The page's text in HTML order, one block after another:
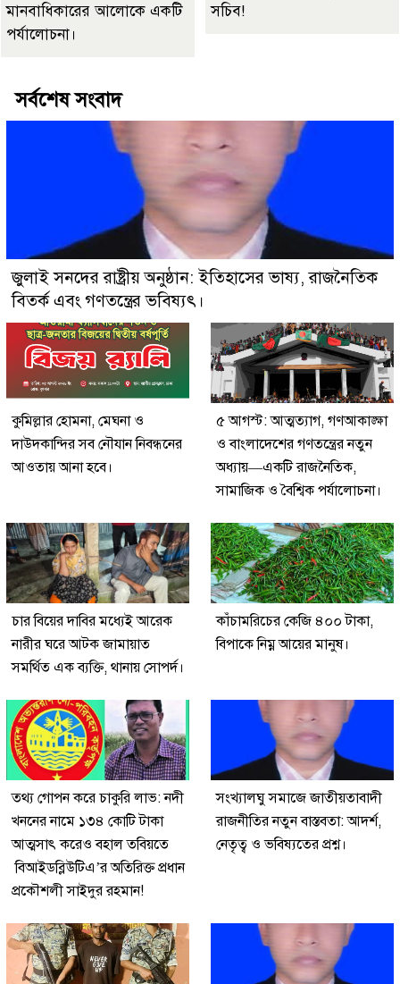
মানবাধিকারের আলোকে একটি
পর্যালোচনা।
সচিব!
সর্বশেষ সংবাদ
জুলাই সনদের রাষ্ট্রীয় অনুষ্ঠান: ইতিহাসের ভাষ্য, রাজনৈতিক
বিতর্ক এবং গণতন্ত্রের ভবিষ্যৎ।
কুমিল্লার হোমনা, মেঘনা ও
দাউদকান্দির সব নৌযান নিবন্ধনের
আওতায় আনা হবে।
৫ আগস্ট: আত্মত্যাগ, গণআকাঙ্ক্ষা
ও বাংলাদেশের গণতন্ত্রের নতুন
অধ্যায়—একটি রাজনৈতিক,
সামাজিক ও বৈশ্বিক পর্যালোচনা।
চার বিয়ের দাবির মধ্যেই আরেক
নারীর ঘরে আটক জামায়াত
সমর্থিত এক ব্যক্তি, থানায় সোপর্দ।
কাঁচামরিচের কেজি ৪০০ টাকা,
বিপাকে নিম্ন আয়ের মানুষ।
তথ্য গোপন করে চাকুরি লাভ: নদী
খননের নামে ১৩৪ কোটি টাকা
আত্মসাৎ করেও বহাল তবিয়তে
বিআইডব্লিউটিএ’র অতিরিক্ত প্রধান
প্রকৌশলী সাইদুর রহমান!
সংখ্যালঘু সমাজে জাতীয়তাবাদী
রাজনীতির নতুন বাস্তবতা: আদর্শ,
নেতৃত্ব ও ভবিষ্যতের প্রশ্ন।